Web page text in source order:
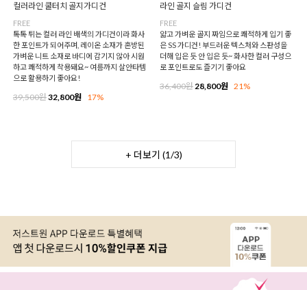
컬러라인 쿨터치 골지가디건
FREE
톡톡 튀는 컬러 라인 배색의 가디건이라 화사
한 포인트가 되어주며, 레이온 소재가 혼방된
가벼운 니트 소재로 바디에 감기지 않아 시원
하고 쾌적하게 착용돼요~ 여름까지 살안타템
으로 활용하기 좋아요!
39,500원32,800원 17%
라인 골지 슬림 가디건
FREE
얇고 가벼운 골지 짜임으로 쾌적하게 입기 좋
은 SS 가디건! 부드러운 텍스처와 스판성을
더해 입은 듯 안 입은 듯~ 화사한 컬러 구성으
로 포인트로도 즐기기 좋아요
36,400원28,800원 21%
+ 더보기 (1/3)